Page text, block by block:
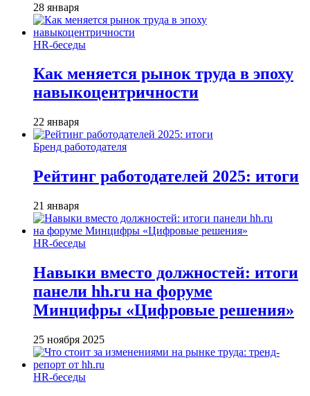
28 января
HR-беседы
Как меняется рынок труда в эпоху
навыкоцентричности
22 января
Бренд работодателя
Рейтинг работодателей 2025: итоги
21 января
HR-беседы
Навыки вместо должностей: итоги
панели hh.ru на форуме
Минцифры «Цифровые решения»
25 ноября 2025
HR-беседы